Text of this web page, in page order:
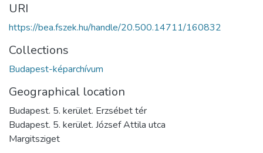
URI
https://bea.fszek.hu/handle/20.500.14711/160832
Collections
Budapest-képarchívum
Geographical location
Budapest. 5. kerület. Erzsébet tér
Budapest. 5. kerület. József Attila utca
Margitsziget